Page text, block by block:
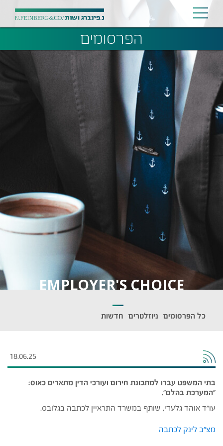
הפרסומים
EMPLOYER'S CHOICE
כל הפרסומים ניוזלטרים חדשות
18.06.25
בתי המשפט עברו למתכונת חירום ועורכי הדין מתארים כאוס:
"המערכת בהלם".
עו"ד אוהד גלעדי, שותף במשרד התראיין לכתבה בגלובס.
מצ"ב לינק לכתבה